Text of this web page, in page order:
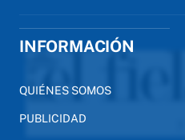
INFORMACIÓN
QUIÉNES SOMOS
PUBLICIDAD